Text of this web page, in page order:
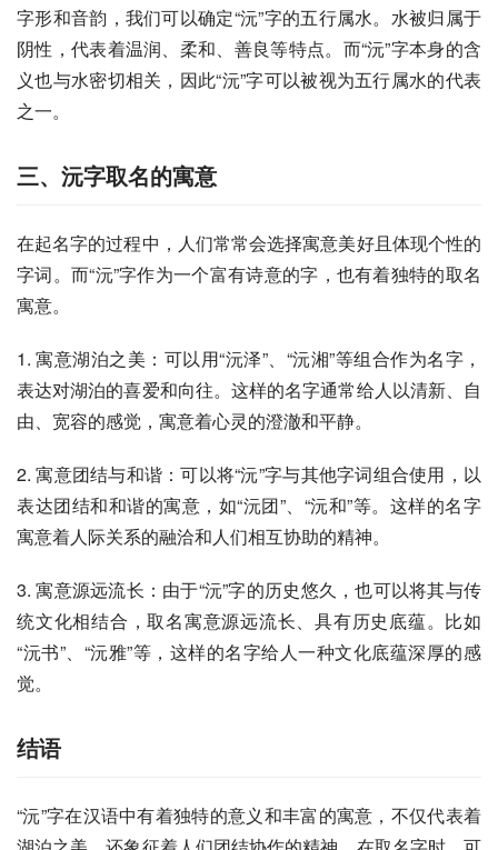
字形和音韵，我们可以确定“沅”字的五行属水。水被归属于
阴性，代表着温润、柔和、善良等特点。而“沅”字本身的含
义也与水密切相关，因此“沅”字可以被视为五行属水的代表
之一。
三、沅字取名的寓意
在起名字的过程中，人们常常会选择寓意美好且体现个性的
字词。而“沅”字作为一个富有诗意的字，也有着独特的取名
寓意。
1. 寓意湖泊之美：可以用“沅泽”、“沅湘”等组合作为名字，
表达对湖泊的喜爱和向往。这样的名字通常给人以清新、自
由、宽容的感觉，寓意着心灵的澄澈和平静。
2. 寓意团结与和谐：可以将“沅”字与其他字词组合使用，以
表达团结和和谐的寓意，如“沅团”、“沅和”等。这样的名字
寓意着人际关系的融洽和人们相互协助的精神。
3. 寓意源远流长：由于“沅”字的历史悠久，也可以将其与传
统文化相结合，取名寓意源远流长、具有历史底蕴。比如
“沅书”、“沅雅”等，这样的名字给人一种文化底蕴深厚的感
觉。
结语
“沅”字在汉语中有着独特的意义和丰富的寓意，不仅代表着